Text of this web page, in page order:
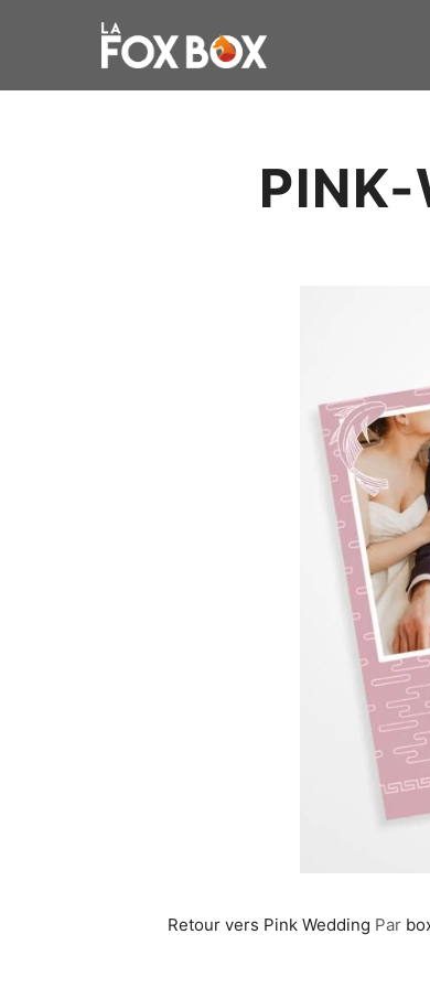
PINK-
Retour vers Pink Wedding Par